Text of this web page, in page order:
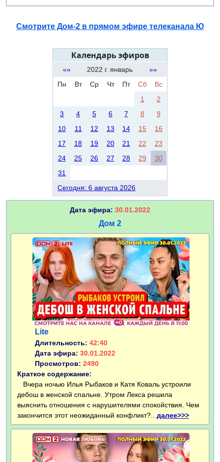
Смотрите Дом-2 в прямом эфире телеканала Ю
Календарь эфиров
«« 2022 г. январь
»»
Пн
Вт Ср Чт Пт Сб
Вс
1
2
3
4 5 6 7 8
9
10
11 12 13 14 15
16
17
18 19 20 21 22
23
24
25 26 27 28 29
30
31
Сегодня: 6 августа 2026
Дата эфира: 30.01.2022
Дом 2
Lite
Длительность: 42:40
Дата эфира: 30.01.2022
Просмотров: 2490
Краткое содержание:
Вчера ночью Илья Рыбаков и Катя Коваль устроили
дебош в женской спальне. Утром Лекса решила
выяснить отношения с нарушителями спокойствия. Чем
закончится этот неожиданный конфликт?.. далее>>>